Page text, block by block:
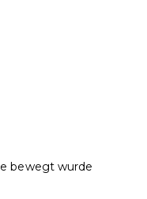
bewegt wurde